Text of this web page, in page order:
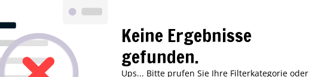
Keine Ergebnisse
gefunden.
Ups... Bitte prufen Sie Ihre Filterkategorie oder